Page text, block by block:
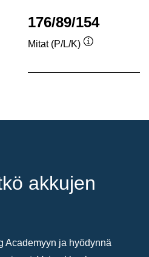
176/89/154
Mitat (P/L/K)
akkujen
Academyyn ja hyödynnä